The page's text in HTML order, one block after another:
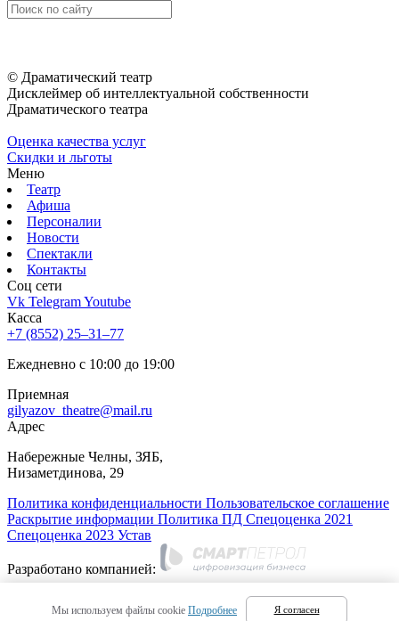
© Драматический театр
Дисклеймер об интеллектуальной собственности
Драматического театра
Оценка качества услуг
Скидки и льготы
Меню
Театр
Афиша
Персоналии
Новости
Спектакли
Контакты
Соц cети
Vk TelegramYoutube
Касса
+7 (8552) 25‒31‒77
Ежедневно с 10:00 до 19:00
Приемная
gilyazov_theatre@mail.ru
Адрес
​Набережные Челны, ЗЯБ,
Низаметдинова, 29
Политика конфиденциальности Пользовательское соглашение
Раскрытие информации Политика ПД Спецоценка 2021
Спецоценка 2023 Устав
Разработано компанией:
Мы используем файлы cookie Подробнее Я согласен
Татарский (Татарский)